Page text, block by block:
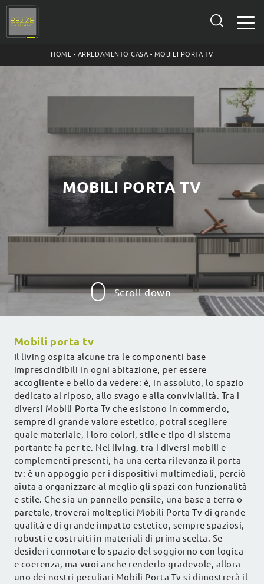
HOME - ARREDAMENTO CASA - MOBILI PORTA TV
MOBILI PORTA TV
Scroll down
Mobili porta tv
Il living ospita alcune tra le componenti base
imprescindibili in ogni abitazione, per essere
accogliente e bello da vedere: è, in assoluto, lo spazio
dedicato al riposo, allo svago e alla convivialità. Tra i
diversi Mobili Porta Tv che esistono in commercio,
sempre di grande valore estetico, potrai scegliere
quale materiale, i loro colori, stile e tipo di sistema
portante fa per te. Nel living, tra i diversi mobili e
complementi presenti, ha una certa rilevanza il porta
tv: è un appoggio per i dispositivi multimediali, perciò
aiuta a organizzare al meglio gli spazi con funzionalità
e stile. Che sia un pannello pensile, una base a terra o
paretale, troverai molteplici Mobili Porta Tv di grande
qualità e di grande impatto estetico, sempre spaziosi,
robusti e costruiti in materiali di prima scelta. Se
desideri connotare lo spazio del soggiorno con logica
e coerenza, ma vuoi anche renderlo gradevole, allora
uno dei nostri peculiari Mobili Porta Tv si dimostrerà il